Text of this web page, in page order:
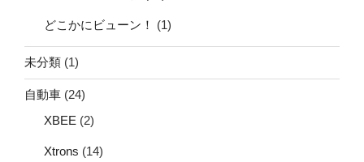
どこかにビューン！ (1)
未分類 (1)
自動車 (24)
XBEE (2)
Xtrons (14)